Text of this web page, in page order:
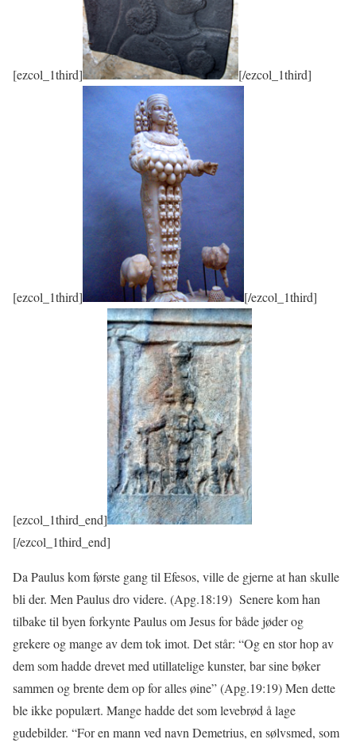
[ezcol_1third] [/ezcol_1third]
[ezcol_1third] [/ezcol_1third]
[ezcol_1third_end]
[/ezcol_1third_end]
Da Paulus kom første gang til Efesos, ville de gjerne at han skulle
bli der. Men Paulus dro videre. (Apg.18:19) Senere kom han
tilbake til byen forkynte Paulus om Jesus for både jøder og
grekere og mange av dem tok imot. Det står: “Og en stor hop av
dem som hadde drevet med utillatelige kunster, bar sine bøker
sammen og brente dem op for alles øine” (Apg.19:19) Men dette
ble ikke populært. Mange hadde det som levebrød å lage
gudebilder. “For en mann ved navn Demetrius, en sølvsmed, som